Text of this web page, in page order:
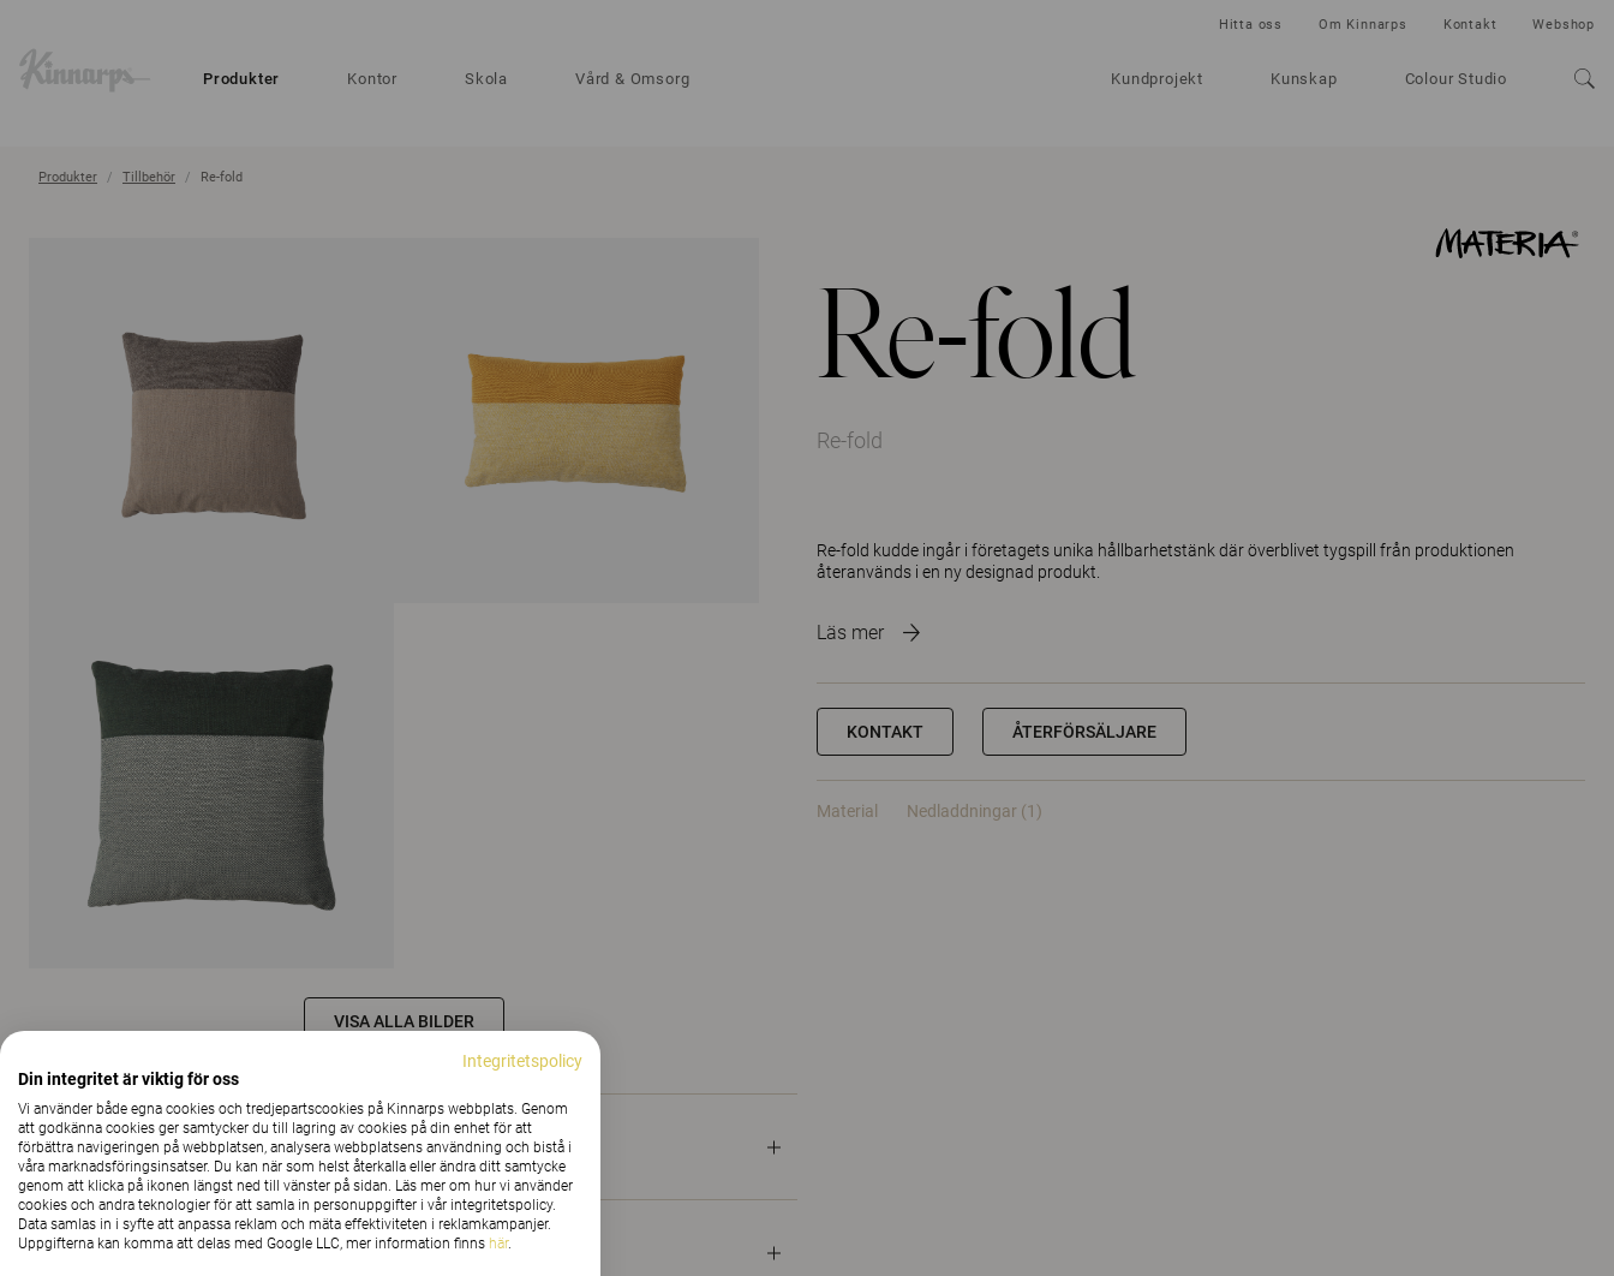
Produkter Kontor Skola Vård & Omsorg Kundprojekt Kunskap Colour Studio
Hitta oss Om Kinnarps Kontakt Webshop
Produkter Tillbehör Re-fold
Re-fold
Re-fold
Re-fold kudde ingår i företagets unika hållbarhetstänk där överblivet tygspill från produktionen
återanvänds i en ny designad produkt.
Läs mer
KONTAKT ÅTERFÖRSÄLJARE
Material Nedladdningar (1)
VISA ALLA BILDER
Material
Nedladdningar (1)
Integritetspolicy
Din integritet är viktig för oss
Vi använder både egna cookies och tredjepartscookies på Kinnarps webbplats. Genom
att godkänna cookies ger samtycker du till lagring av cookies på din enhet för att
förbättra navigeringen på webbplatsen, analysera webbplatsens användning och bistå i
våra marknadsföringsinsatser. Du kan när som helst återkalla eller ändra ditt samtycke
genom att klicka på ikonen längst ned till vänster på sidan. Läs mer om hur vi använder
cookies och andra teknologier för att samla in personuppgifter i vår integritetspolicy.
Data samlas in i syfte att anpassa reklam och mäta effektiviteten i reklamkampanjer.
Uppgifterna kan komma att delas med Google LLC, mer information finns här.